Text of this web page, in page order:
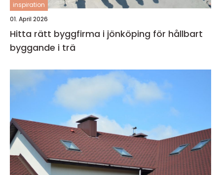
inspiration
01. April 2026
Hitta rätt byggfirma i jönköping för hållbart
byggande i trä